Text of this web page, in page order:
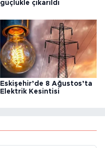
güçlükle çıkarıldı
Eskişehir’de 8 Ağustos’ta
Elektrik Kesintisi